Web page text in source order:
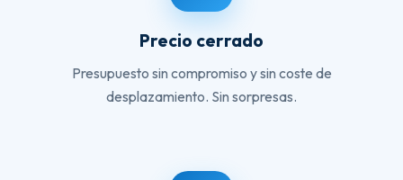
Precio cerrado
Presupuesto sin compromiso y sin coste de
desplazamiento. Sin sorpresas.